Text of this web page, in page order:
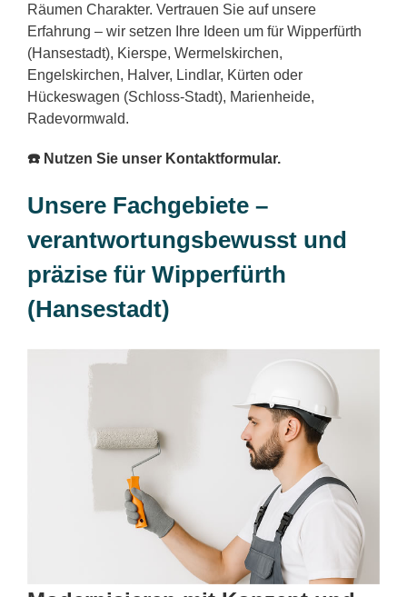
Räumen Charakter. Vertrauen Sie auf unsere
Erfahrung – wir setzen Ihre Ideen um für Wipperfürth
(Hansestadt), Kierspe, Wermelskirchen,
Engelskirchen, Halver, Lindlar, Kürten oder
Hückeswagen (Schloss-Stadt), Marienheide,
Radevormwald.
☎️ Nutzen Sie unser Kontaktformular.
Unsere Fachgebiete –
verantwortungsbewusst und
präzise für Wipperfürth
(Hansestadt)